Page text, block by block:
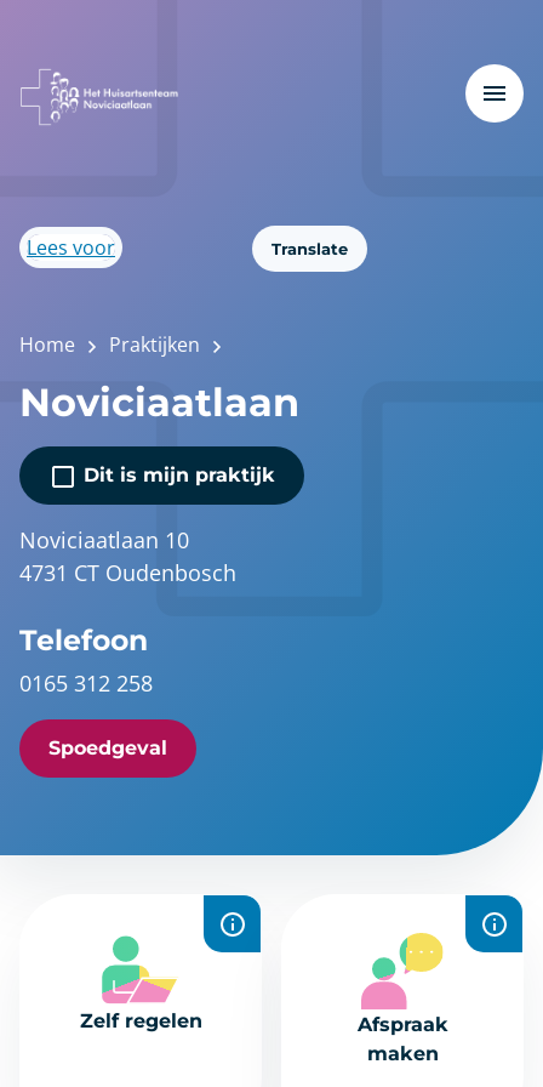
Lees voor Translate
Home Praktijken
Noviciaatlaan
Dit is mijn praktijk
Noviciaatlaan 10
4731 CT Oudenbosch
Telefoon
0165 312 258
Spoedgeval
Zelf regelen
Recepten
aanvragen,
uitslagen
Afspraak
maken
Plan snel en
eenvoudig een
afspraak online.